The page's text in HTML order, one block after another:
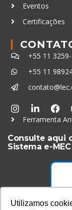
Utilizamos
Eventos
Certificações
+55 11
+55 11
Ferramenta
Consulte aqui
Sistema e-MEC